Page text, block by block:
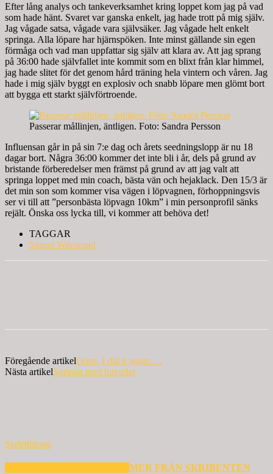
Efter lång analys och tankeverksamhet kring loppet kom jag på vad
som hade hänt. Svaret var ganska enkelt, jag hade trott på mig själv.
Jag vågade satsa, vågade vara självsäker. Jag vågade helt enkelt
springa. Alla löpare har hjärnspöken. Inte minst gällande sin egen
förmåga och vad man uppfattar sig själv att klara av. Att jag sprang
på 36:00 hade självfallet inte kommit som en blixt från klar himmel,
jag hade slitet för det genom hård träning hela vintern och våren. Jag
hade i mig själv byggt en explosiv och snabb löpare men glömt bort
att bygga ett starkt självförtroende.
Passerar mållinjen, äntligen. Foto: Sandra Persson
Influensan går in på sin 7:e dag och årets seedningslopp är nu 18
dagar bort. Några 36:00 kommer det inte bli i år, dels på grund av
bristande förberedelser men främst på grund av att jag valt att
springa loppet med min coach, bästa vän och hejaklack. Den 15/3 är
det min son som kommer visa vägen i löpvagnen, förhoppningsvis
ser vi till att ”personbästa löpvagn 10km” i min personprofil sänks
rejält. Önska oss lycka till, vi kommer att behöva det!
TAGGAR
Simon Wikstrand
Föregående artikelOops, I did it again….
Nästa artikelSpringa med huvudet
Stafettblogg
MER FRÅN SKRIBENTEN